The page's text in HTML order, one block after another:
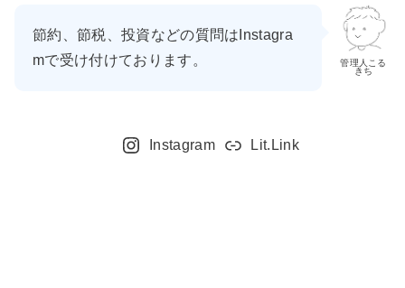
管理人こる
きち
節約、節税、投資などの質問はInstagra
mで受け付けております。
Instagram Lit.Link